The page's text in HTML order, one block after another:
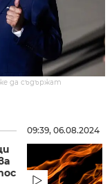
да съдържат
09:39, 06.08.2024